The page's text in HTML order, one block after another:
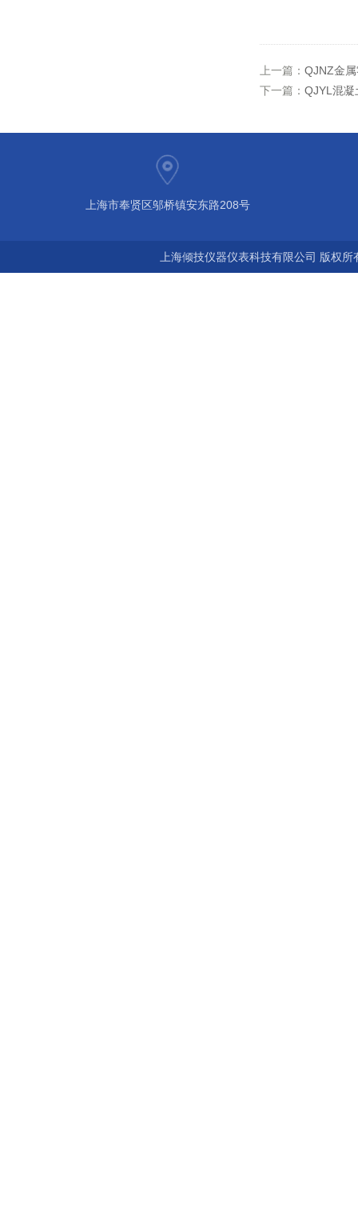
上一篇： QJNZ金
下一篇： QJYL混凝
上海市奉贤区邬桥镇安东路208号
上海倾技仪器仪表科技有限公司 版权